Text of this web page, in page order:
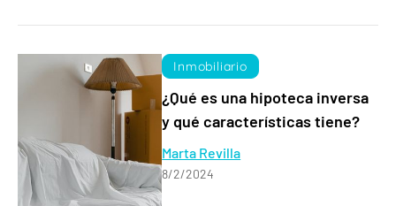
Inmobiliario
¿Qué es una hipoteca inversa
y qué características tiene?
Marta Revilla
8/2/2024